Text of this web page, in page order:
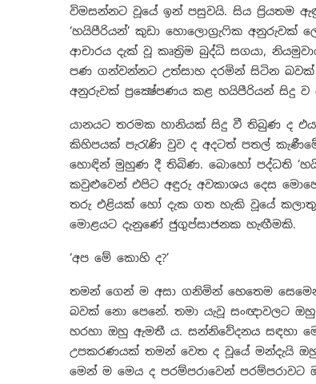
විමසන්නට වූයේ ඉන් පසුවයි. සිය ප්‍රියතම
‘හයිපීරියන්’ කුඩා හොලොග්‍රැෆික අනුරුවක්
ආචාරය දැක් වූ කෘත්‍රිම බුද්ධි සගයා,
පණ ගන්වන්නට උත්සාහ දරමින් සිටින බවක්
අනුරුවක් ප්‍රක්‍ෂේපණය කළ හයිපීරියන් සිදු
යානයට තරමක හානියක් සිදු වී තිබුණ ද
කිහිපයක් පැරැණි වුව ද අදටත් පතල්
හොඳින් මුහුණ දී තිබිණ. බොහෝ පද්ධති
කවුළුවෙන් එපිට අඳුරු අවකාශය දෙස
තරු එළියක් හෝ දැක ගත හැකි වූයේ
මොළයට දැනුණේ ජුගුප්සාජනක හැඟීමකි.
‘අප මේ කොහි ද?’
තමන් ගෙන් ම අසා ගනිමින් හෙතෙම
බවක් නො පෙනේ. තමා යැවූ සංඥාවලට
හරහා ඔහු ඇමතී ය. සන්නිවේදනය සඳහා
උපකරණයක් තමන් වෙත ද වූයේ මන්දැයි
මෙන් ම මෙය ද පරම්පරාවෙන්